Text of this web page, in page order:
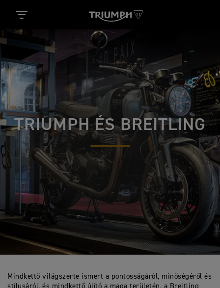
TRIUMPH ÉS BREITLING
Mindkettő világszerte ismert a pontosságáról, minőségéről és
stílusáról, és mindkettő újító a maga területén, a Breitling